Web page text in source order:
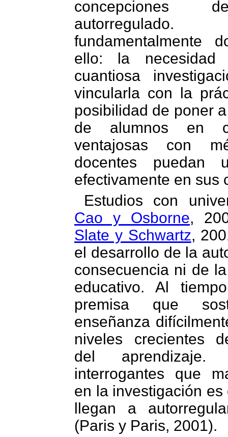
concepciones
fundamentalmente
ello: la
cuantiosa
vincularla con la
posibilidad de poner
de alumnos en
ventajosas con
docentes puedan
efectivamente en sus
Estudios con
Cao y Osborne,
Slate y Schwartz,
el desarrollo de la
consecuencia ni de
educativo. Al
premisa que
enseñanza
niveles crecientes
del
interrogantes que
en la investigación
llegan a
(Paris y Paris, 2001).